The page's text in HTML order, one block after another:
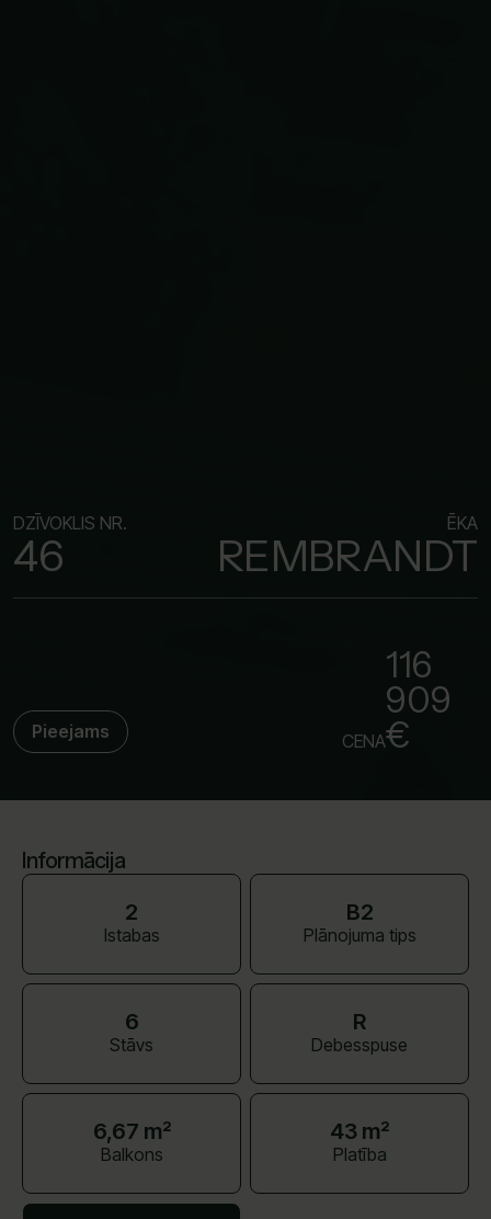
DZĪVOKLIS NR.
46
ĒKA
REMBRANDT
Pieejams CENA
116
909
€
Informācija
2
Istabas
B2
Plānojuma tips
6
Stāvs
R
Debesspuse
6,67 m²
Balkons
43 m²
Platība